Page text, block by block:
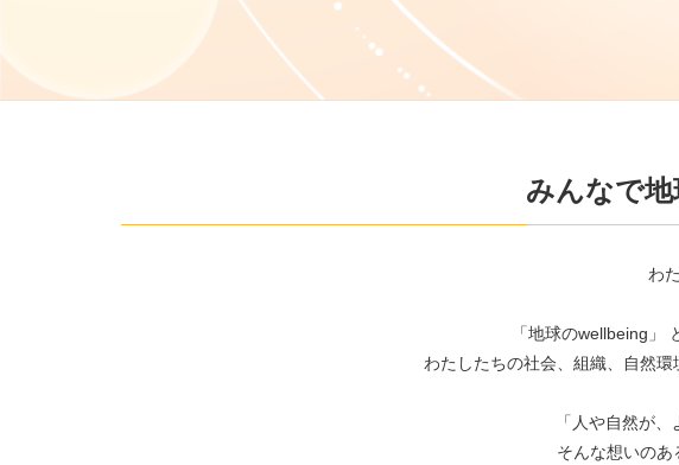
みんなで
わ
「地球のwellbeing」
わたしたちの社会、組織、自然
「人や自然が
そんな想いのあ